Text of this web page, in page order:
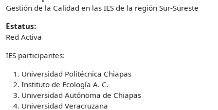
Gestión de la Calidad en las IES de la región Sur-Sureste
Estatus:
Red Activa
IES participantes:
Universidad Politécnica Chiapas
Instituto de Ecología A. C.
Universidad Autónoma de Chiapas
Universidad Veracruzana